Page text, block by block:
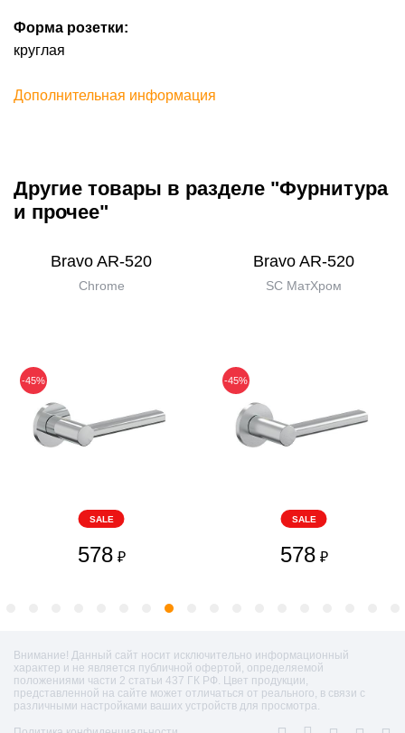
Форма розетки:
круглая
Дополнительная информация
Другие товары в разделе "Фурнитура
и прочее"
Bravo AR-520
Chrome
-45%
SALE
578 ₽
Bravo AR-520
SC МатХром
-45%
SALE
578 ₽
Внимание! Данный сайт носит исключительно информационный
характер и не является публичной офертой, определяемой
положениями части 2 статьи 437 ГК РФ. Цвет продукции,
представленной на сайте может отличаться от реального, в связи с
различными настройками ваших устройств для просмотра.